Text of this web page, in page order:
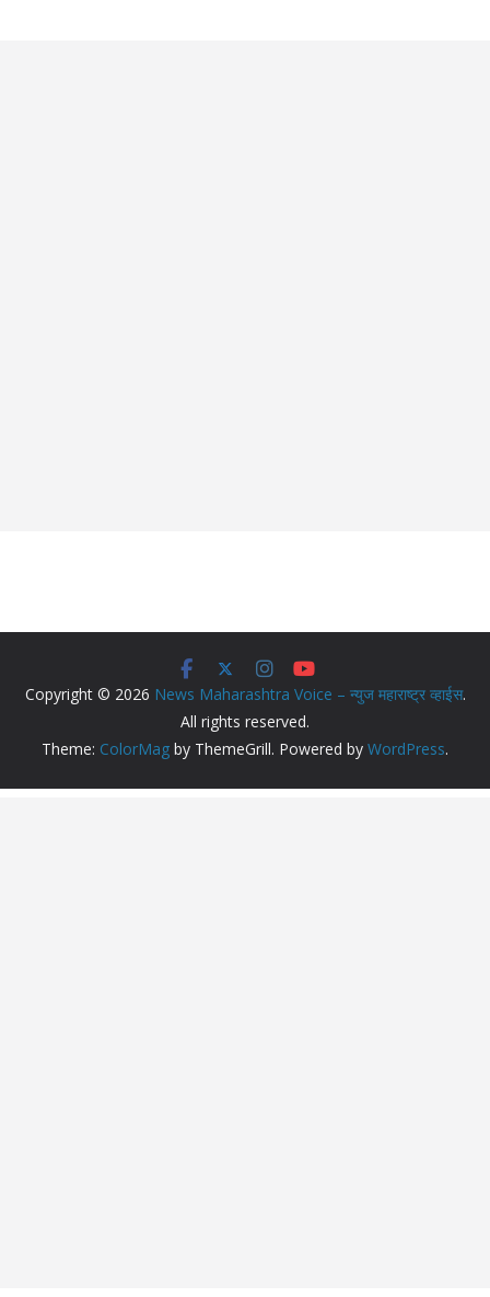
Copyright © 2026 News Maharashtra Voice – न्युज महाराष्ट्र व्हाईस.
All rights reserved.
Theme: ColorMag by ThemeGrill. Powered by WordPress.